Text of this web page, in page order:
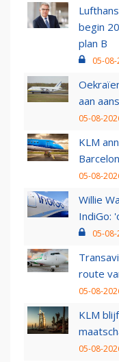
begin
plan B
05-
aan
05-08-
KLM
05-08-
Willie
IndiGo:
05-
route
05-08-
KLM
05-08-